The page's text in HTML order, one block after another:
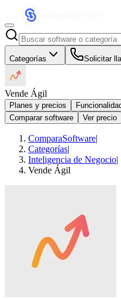
Categorías Solicitar
Vende Ágil
Planes y precios
Comparar software
Ver precio
ComparaSoftware|
Categorías|
Inteligencia de Negocio|
Vende Ágil